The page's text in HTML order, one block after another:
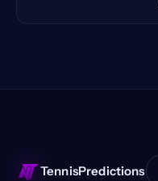
TennisPredictions